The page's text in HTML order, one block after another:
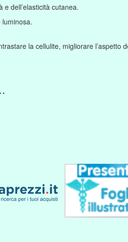
e dell’elasticità cutanea.
luminosa.
la cellulite, migliorare l’aspetto